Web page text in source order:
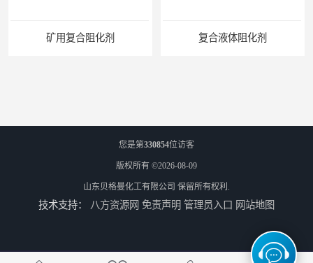
复合阻化剂 复合液体阻化剂
您是第330854位访客
版权所有 ©2026-08-09
山东贝格曼化工有限公司 保留所有权利.
技术支持： 八方资源网 免责声明 管理员入口 网站地图